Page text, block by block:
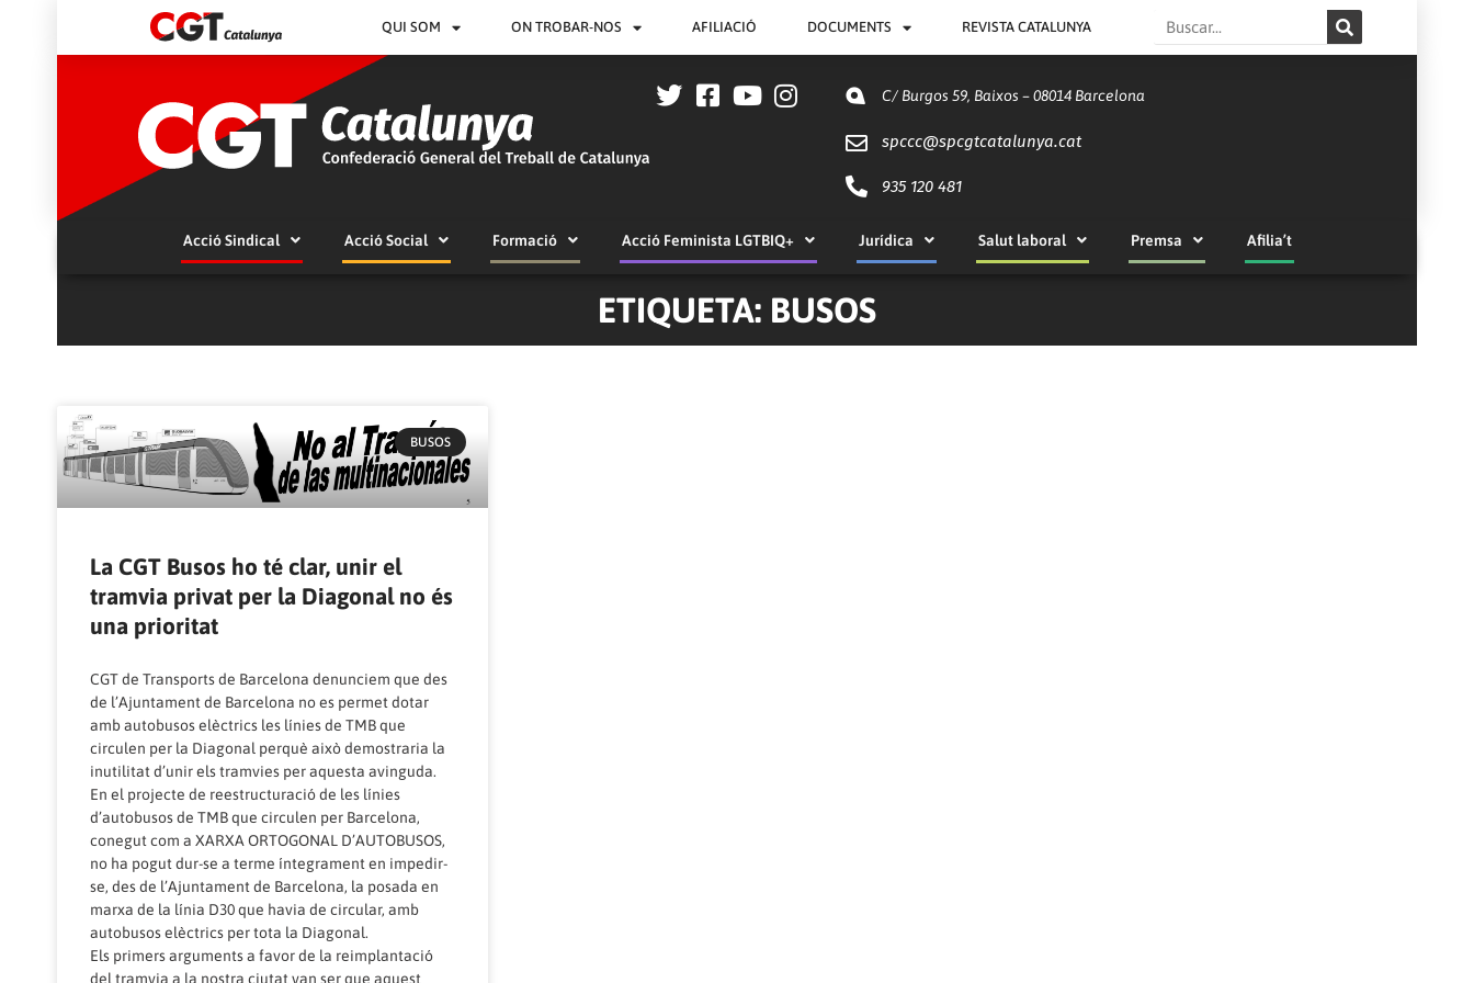
QUI SOM ON TROBAR-NOS AFILIACIÓ DOCUMENTS REVISTA CATALUNYA Search
C/ Burgos 59, Baixos – 08014 Barcelona
spccc@spcgtcatalunya.cat
935 120 481
Acció Sindical Acció Social Formació Acció Feminista LGTBIQ+ Jurídica Salut laboral Premsa Afilia’t
ETIQUETA: BUSOS
BUSOS
La CGT Busos ho té clar, unir el
tramvia privat per la Diagonal no és
una prioritat
CGT de Transports de Barcelona denunciem que des
de l’Ajuntament de Barcelona no es permet dotar
amb autobusos elèctrics les línies de TMB que
circulen per la Diagonal perquè això demostraria la
inutilitat d’unir els tramvies per aquesta avinguda.
En el projecte de reestructuració de les línies
d’autobusos de TMB que circulen per Barcelona,
conegut com a XARXA ORTOGONAL D’AUTOBUSOS,
no ha pogut dur-se a terme íntegrament en impedir-
se, des de l’Ajuntament de Barcelona, la posada en
marxa de la línia D30 que havia de circular, amb
autobusos elèctrics per tota la Diagonal.
Els primers arguments a favor de la reimplantació
del tramvia a la nostra ciutat van ser que aquest